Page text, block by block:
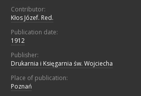
Contributor:
Kłos Józef. Red.
Publication date:
1912
Publisher:
Drukarnia i Księgarnia św. Wojciecha
Place of publication:
Poznań